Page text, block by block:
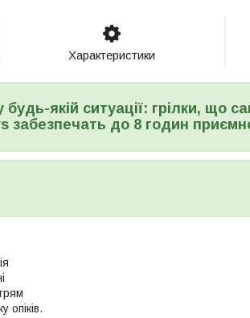
Характеристики
будь-якій ситуації: грілки, що
забезпечать до 8 годин
опіків.